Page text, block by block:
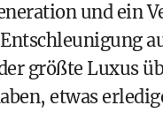
und ein
größte Luxus
etwas